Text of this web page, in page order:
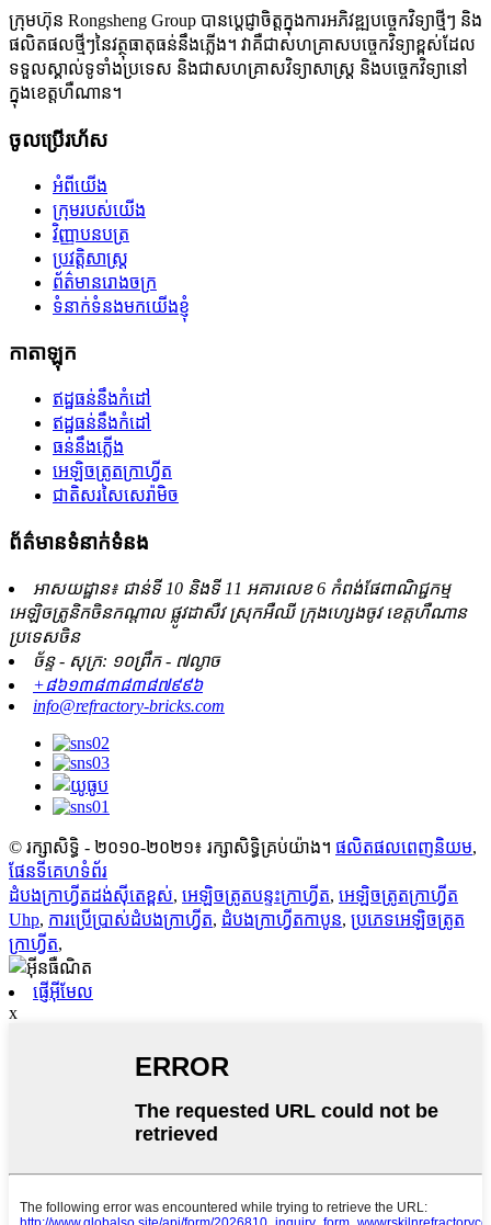
ក្រុមហ៊ុន Rongsheng Group បានប្តេជ្ញាចិត្តក្នុងការអភិវឌ្ឍបច្ចេកវិទ្យាថ្មីៗ និង
ផលិតផលថ្មីៗនៃវត្ថុធាតុធន់នឹងភ្លើង។ វាគឺជាសហគ្រាសបច្ចេកវិទ្យាខ្ពស់ដែល
ទទួលស្គាល់ទូទាំងប្រទេស និងជាសហគ្រាសវិទ្យាសាស្ត្រ និងបច្ចេកវិទ្យានៅ
ក្នុងខេត្តហឺណាន។
ចូលប្រើរហ័ស
អំពីយើង
ក្រុមរបស់យើង
វិញ្ញាបនបត្រ
ប្រវត្តិសាស្ត្រ
ព័ត៌មានរោងចក្រ
ទំនាក់ទំនងមកយើងខ្ញុំ
កាតាឡុក
ឥដ្ឋធន់នឹងកំដៅ
ឥដ្ឋធន់នឹងកំដៅ
ធន់នឹងភ្លើង
អេឡិចត្រូតក្រាហ្វីត
ជាតិសរសៃសេរ៉ាមិច
ព័ត៌មានទំនាក់ទំនង
អាសយដ្ឋាន៖ ជាន់ទី 10 និងទី 11 អគារលេខ 6 កំពង់ផែពាណិជ្ជកម្ម
អេឡិចត្រូនិកចិនកណ្តាល ផ្លូវដាសឺវ ស្រុកអឺឈី ក្រុងហ្សេងចូវ ខេត្តហឺណាន
ប្រទេសចិន
ច័ន្ទ - សុក្រ: ១០ព្រឹក - ៧ល្ងាច
+៨៦១៣៨៣៨៣៨៧៩៩៦
info@refractory-bricks.com
© រក្សាសិទ្ធិ - ២០១០-២០២១៖ រក្សាសិទ្ធិគ្រប់យ៉ាង។ ផលិតផលពេញនិយម,
ផែនទីគេហទំព័រ
ដំបងក្រាហ្វីតដង់ស៊ីតេខ្ពស់, អេឡិចត្រូតបន្ទះក្រាហ្វីត, អេឡិចត្រូតក្រាហ្វីត
Uhp, ការប្រើប្រាស់ដំបងក្រាហ្វីត, ដំបង​ក្រាហ្វីត​កាបូន, ប្រភេទអេឡិចត្រូត
ក្រាហ្វីត,
ផ្ញើអ៊ីមែល
x